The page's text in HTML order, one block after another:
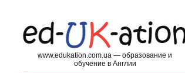
www.edukation.com.ua — образование и
обучение в Англии